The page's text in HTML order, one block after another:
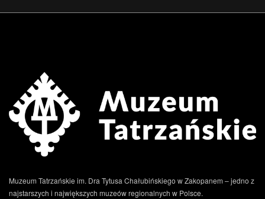
Muzeum Tatrzańskie im. Dra Tytusa Chałubińskiego w Zakopanem – jedno z
najstarszych i największych muzeów regionalnych w Polsce.